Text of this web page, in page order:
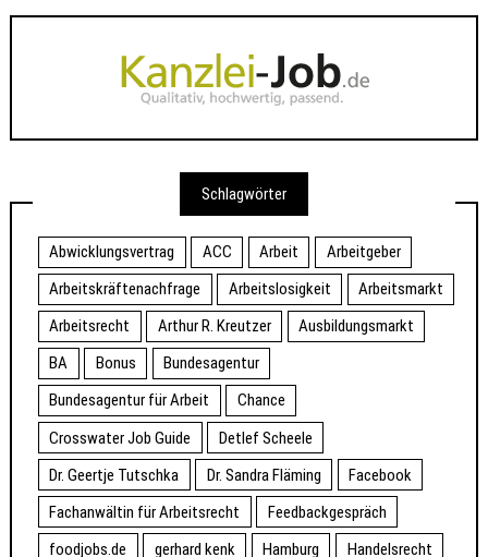
Schlagwörter
Abwicklungsvertrag ACC Arbeit
Arbeitgeber
Arbeitskräftenachfrage
Arbeitslosigkeit
Arbeitsmarkt
Arbeitsrecht
Arthur R. Kreutzer
Ausbildungsmarkt
BA
Bonus
Bundesagentur
Bundesagentur für Arbeit
Chance
Crosswater Job Guide
Detlef Scheele
Dr. Geertje Tutschka
Dr. Sandra Fläming
Facebook
Fachanwältin für Arbeitsrecht
Feedbackgespräch
foodjobs.de
gerhard kenk Hamburg Handelsrecht